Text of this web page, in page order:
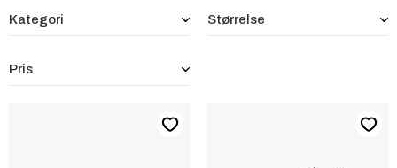
Kategori Størrelse
Pris